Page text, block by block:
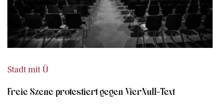
Stadt mit Ü
Freie Szene protestiert gegen VierNull-Text